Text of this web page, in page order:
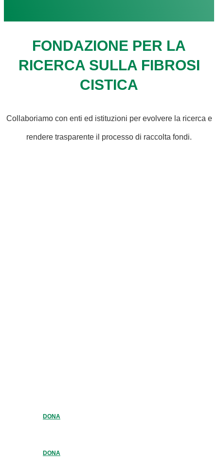
FONDAZIONE PER LA
RICERCA SULLA FIBROSI
CISTICA
Collaboriamo con enti ed istituzioni per evolvere la ricerca e
rendere trasparente il processo di raccolta fondi.
DONA
DONA